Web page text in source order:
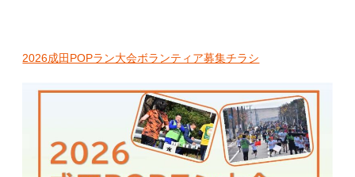
2026成田POPラン大会ボランティア募集チラシ